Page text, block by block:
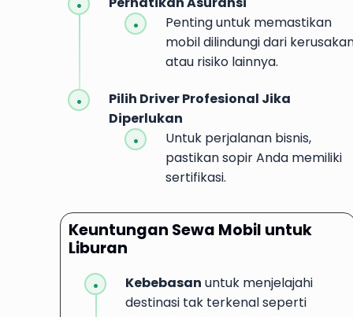
Penting untuk memastikan
mobil dilindungi dari
atau risiko lainnya.
Pilih Driver Profesional Jika
Diperlukan
Untuk perjalanan bisnis,
pastikan sopir Anda memiliki
sertifikasi.
Keuntungan Sewa Mobil untuk
Liburan
Kebebasan untuk menjelajahi
destinasi tak terkenal seperti